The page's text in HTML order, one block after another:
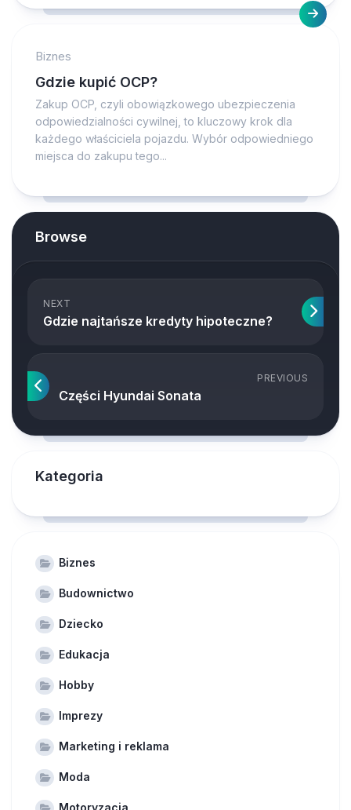
Biznes
Gdzie kupić OCP?
Zakup OCP, czyli obowiązkowego ubezpieczenia
odpowiedzialności cywilnej, to kluczowy krok dla
każdego właściciela pojazdu. Wybór odpowiedniego
miejsca do zakupu tego...
Browse
NEXT
Gdzie najtańsze kredyty hipoteczne?
PREVIOUS
Części Hyundai Sonata
Kategoria
Biznes
Budownictwo
Dziecko
Edukacja
Hobby
Imprezy
Marketing i reklama
Moda
Motoryzacja